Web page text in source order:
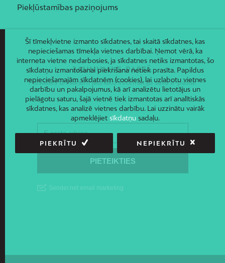
Piekļūstamības paziņojums
JAUNUMI E-PASTĀ
Piesakies un saņem jaunāko informāciju savā e-pastā!
Šī tīmekļvietne izmanto sīkdatnes, tai skaitā sīkdatnes, kas
nepieciešamas tīmekļa vietnes darbībai. Ņemot vērā, ka
interneta vietne nedarbosies, ja sīkdatnes netiks izmantotas, šo
sīkdatņu izmantošanai piekrišana netiek prasīta. Papildus
nepieciešamajām sīkdatnēm (cookies), lai uzlabotu vietnes
darbību un pakalpojumus, kā arī analizētu lietotājus un
pielāgotu saturu, šajā vietnē tiek izmantotas arī analītiskās
sīkdatnes, kas analizē vietnes darbību. Lai uzzinātu vairāk
apmeklējiet sīkdatņusadaļu.
PIEKRĪTU NEPIEKRĪTU